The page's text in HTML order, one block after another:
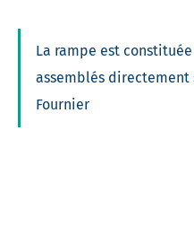
La rampe est
assemblés
Fournier